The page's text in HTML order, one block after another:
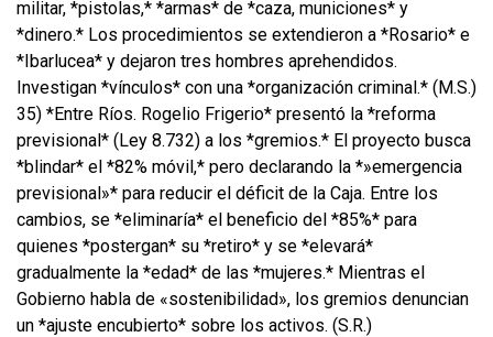
militar, *pistolas,* *armas* de *caza, municiones* y
*dinero.* Los procedimientos se extendieron a *Rosario* e
*Ibarlucea* y dejaron tres hombres aprehendidos.
Investigan *vínculos* con una *organización criminal.* (M.S.)
35) *Entre Ríos. Rogelio Frigerio* presentó la *reforma
previsional* (Ley 8.732) a los *gremios.* El proyecto busca
*blindar* el *82% móvil,* pero declarando la *»emergencia
previsional»* para reducir el déficit de la Caja. Entre los
cambios, se *eliminaría* el beneficio del *85%* para
quienes *postergan* su *retiro* y se *elevará*
gradualmente la *edad* de las *mujeres.* Mientras el
Gobierno habla de «sostenibilidad», los gremios denuncian
un *ajuste encubierto* sobre los activos. (S.R.)